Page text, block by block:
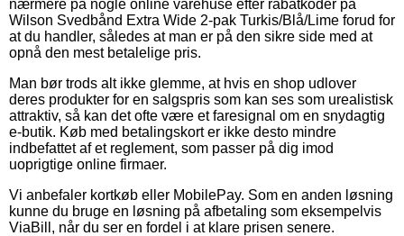
nærmere på nogle online varehuse efter rabatkoder på
Wilson Svedbånd Extra Wide 2-pak Turkis/Blå/Lime forud for
at du handler, således at man er på den sikre side med at
opnå den mest betalelige pris.
Man bør trods alt ikke glemme, at hvis en shop udlover
deres produkter for en salgspris som kan ses som urealistisk
attraktiv, så kan det ofte være et faresignal om en snydagtig
e-butik. Køb med betalingskort er ikke desto mindre
indbefattet af et reglement, som passer på dig imod
uoprigtige online firmaer.
Vi anbefaler kortkøb eller MobilePay. Som en anden løsning
kunne du bruge en løsning på afbetaling som eksempelvis
ViaBill, når du ser en fordel i at klare prisen senere.